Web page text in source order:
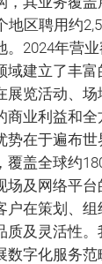
地区聘用约
。2024年营
域建立了丰
展览活动、场
商业利益和
势在于遍布
覆盖全球约
场及网络平
户在策划、
质及灵活性
数字化服务